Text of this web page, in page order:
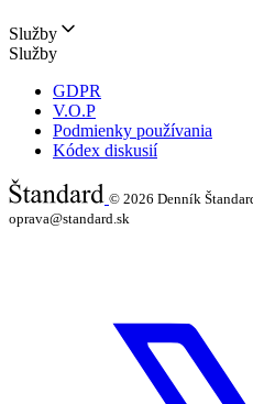
Služby
Služby
GDPR
V.O.P
Podmienky používania
Kódex diskusií
© 2026 Denník
oprava@standard.sk